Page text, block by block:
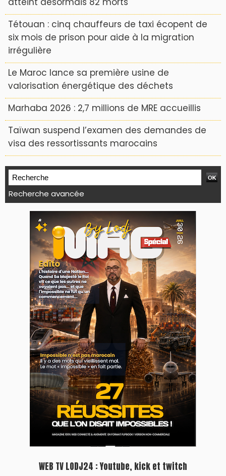
Tétouan : cinq chauffeurs de taxi écopent de
six mois de prison pour aide à la migration
irrégulière
Le Maroc lance sa première usine de
valorisation énergétique des déchets
Marhaba 2026 : 2,7 millions de MRE accueillis
Taïwan suspend l’examen des demandes de
visa des ressortissants marocains
Recherche avancée
WEB TV LODJ24 : Youtube, kick et twitch